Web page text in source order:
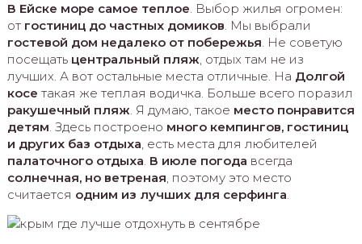
В Ейске море самое теплое. Выбор жилья огромен:
от гостиниц до частных домиков. Мы выбрали
гостевой дом недалеко от побережья. Не советую
посещать центральный пляж, отдых там не из
лучших. А вот остальные места отличные. На Долгой
косе такая же теплая водичка. Больше всего поразил
ракушечный пляж. Я думаю, такое место понравится
детям. Здесь построено много кемпингов, гостиниц
и других баз отдыха, есть места для любителей
палаточного отдыха. В июле погода всегда
солнечная, но ветреная, поэтому это место
считается одним из лучших для серфинга.